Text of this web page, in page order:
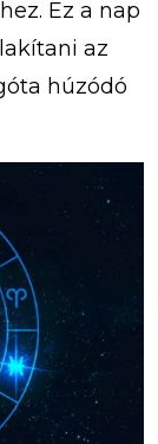
Ez a nap
az
húzódó